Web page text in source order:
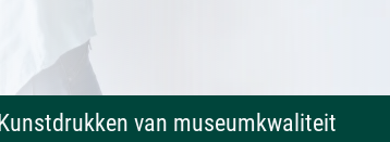
van museumkwaliteit